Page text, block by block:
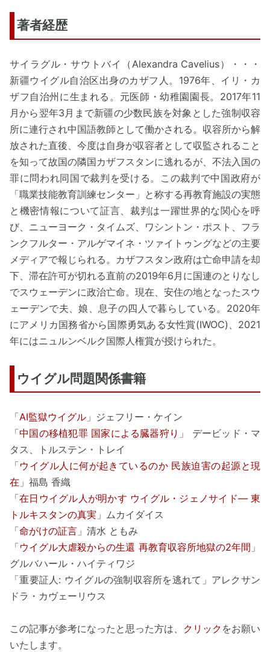
著者経歴
サイラグル・サウトバイ（Alexandra Cavelius）・・・
新疆ウイグル自治区出身のカザフ人。1976年、イリ・カ
ザフ自治州に生まれる。元医師・幼稚園園長。2017年11
月から翌年3月まで新疆の少数民族を対象とした強制収容
所に連行され中国語教師として働かされる。収容所から解
放された直後、今度は自身が収容者として収監されること
を知って故国の隣国カザフスタンに逃れるが、不法入国の
罪に問われ同国で裁判を受ける。この裁判で中国政府が
「職業技能教育訓練センター」と称する再教育施設の実態
と機密情報について証言、裁判は一躍世界的な関心を呼
び、ニューヨーク・タイムズ、ワシントン・ポスト、フラ
ンクフルター・アルゲマイネ・ツァイトゥングなどの主要
メディアで報じられる。カザフスタン政府は亡命申請を却
下、滞在許可が切れる直前の2019年6月に国連のとりなし
でスウェーデンに政治亡命。現在、安住の地となったスウ
ェーデンで夫、娘、息子の四人で暮らしている。2020年
にアメリカ国務省から国際勇気ある女性賞(IWOC)、2021
年にはニュルンベルク国際人権賞が授けられた。
ウイグル問題関係書籍
「AI監獄ウイグル 」ジェフリー・ケイン
「中国の移植犯罪 国家による臓器狩り 」 デービッド・マ
タス、トルステン・トレイ
「ウイグル人に何が起きているのか 民族迫害の起源と現
在 」福島 香織
「在日ウイグル人が明かす ウイグル・ジェノサイド― 東
トルキスタンの真実 」ムカイダイス
「命がけの証言 」清水 ともみ
「ウイグル大虐殺からの生還 再教育収容所地獄の2年間 」
グルバハール・ハイティワジ
「重要証人: ウイグルの強制収容所を逃れて」アレクサン
ドラ・カヴェーリウス
この記事が参考になったと思った方は、 クリック をお願い
いたします。